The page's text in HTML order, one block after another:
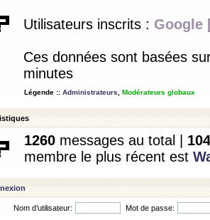
Utilisateurs inscrits : Google
Ces données sont basées
minutes
Légende :: Administrateurs Modérateurs globaux
1260 messages au total | 104
membre le plus récent est
Nom d’utilisateur: Mot de passe: